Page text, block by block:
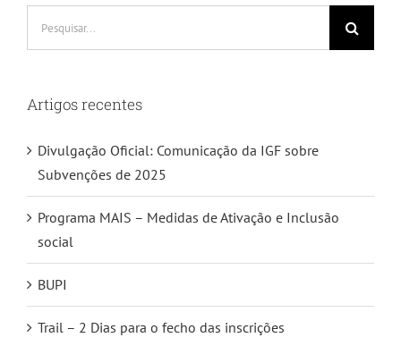
Artigos recentes
Divulgação Oficial: Comunicação da IGF sobre
Subvenções de 2025
Programa MAIS – Medidas de Ativação e Inclusão
social
BUPI
Trail – 2 Dias para o fecho das inscrições